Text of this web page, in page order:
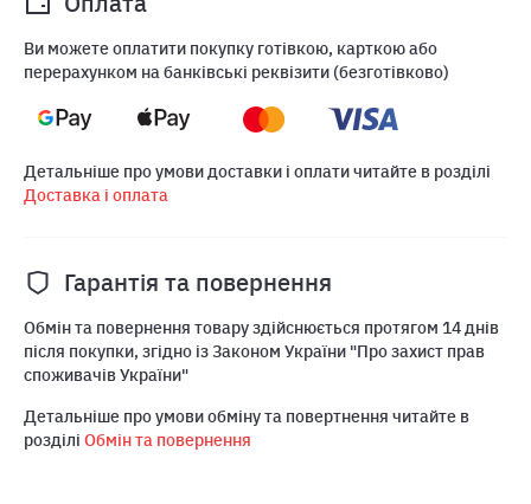
Ви можете оплатити покупку готівкою, карткою або
перерахунком на банківські реквізити (безготівково)
Детальніше про умови доставки і оплати читайте в розділі
Доставка і оплата
Гарантія та повернення
Обмін та повернення товару здійснюється протягом 14 днів
після покупки, згідно із Законом України "Про захист прав
споживачів України"
Детальніше про умови обміну та повертнення читайте в
розділі Обмін та повернення